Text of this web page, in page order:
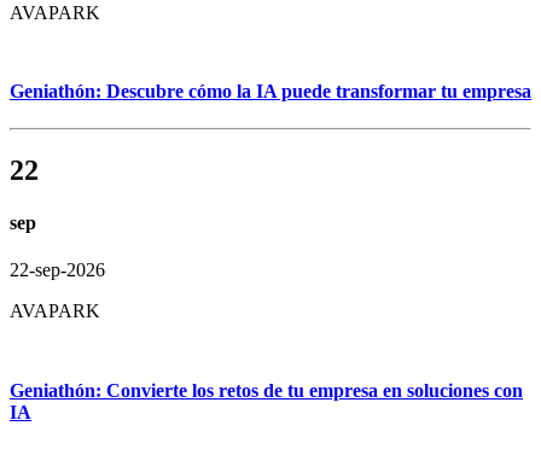
AVAPARK
Geniathón: Descubre cómo la IA puede transformar tu empresa
22
sep
22-sep-2026
AVAPARK
Geniathón: Convierte los retos de tu empresa en soluciones con
IA